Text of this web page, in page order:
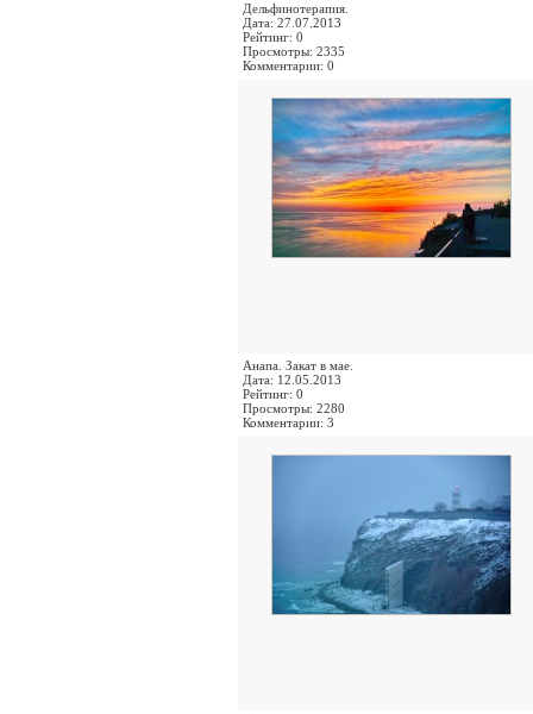
Дельфинотерапия.
Дата: 27.07.2013
Рейтинг: 0
Просмотры: 2335
Комментарии: 0
Анапа. Закат в мае.
Дата: 12.05.2013
Рейтинг: 0
Просмотры: 2280
Комментарии: 3